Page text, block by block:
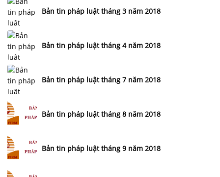
Bản tin pháp luật tháng 3 năm 2018
Bản tin pháp luật tháng 4 năm 2018
Bản tin pháp luật tháng 7 năm 2018
Bản tin pháp luật tháng 8 năm 2018
Bản tin pháp luật tháng 9 năm 2018